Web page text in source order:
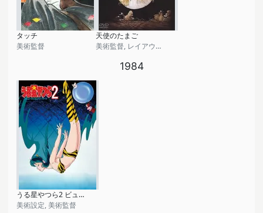
タッチ
美術監督
天使のたまご
美術監督, レイアウト監修
1984
うる星やつら2 ビューティフル・ドリーマー
美術設定, 美術監督